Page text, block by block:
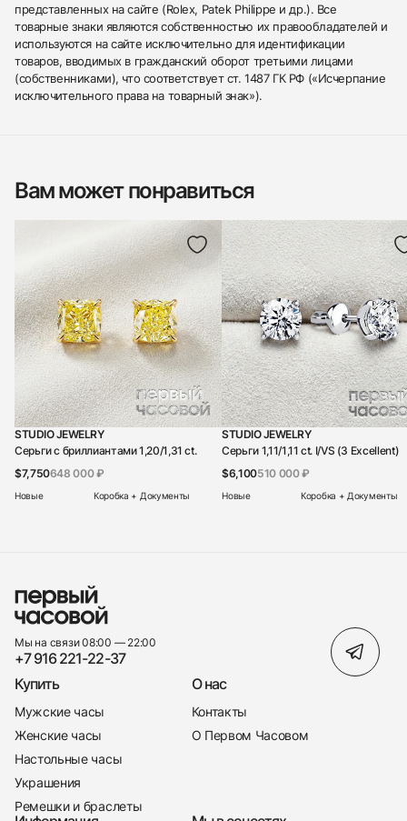
представленных на сайте (Rolex, Patek Philippe и др.). Все
товарные знаки являются собственностью их правообладателей и
используются на сайте исключительно для идентификации
товаров, вводимых в гражданский оборот третьими лицами
(собственниками), что соответствует ст. 1487 ГК РФ («Исчерпание
исключительного права на товарный знак»).
Вам может понравиться
STUDIO JEWELRY
Серьги с бриллиантами 1,20/1,31 ct.
$7,750648 000 ₽
Новые Коробка + Документы
STUDIO JEWELRY
Серьги 1,11/1,11 ct. I/VS (3 Excellent)
$6,100510 000 ₽
Новые Коробка + Документы
Мы на связи 08:00 — 22:00
+7 916 221-22-37
Купить
Мужские часы
Женские часы
Настольные часы
Украшения
Ремешки и браслеты
О нас
Контакты
О Первом Часовом